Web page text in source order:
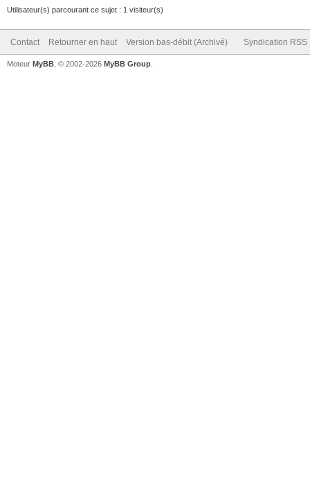
Utilisateur(s) parcourant ce sujet : 1 visiteur(s)
Contact Retourner en haut Version bas-débit (Archivé) Syndication RSS
Moteur MyBB , © 2002-2026 MyBB Group